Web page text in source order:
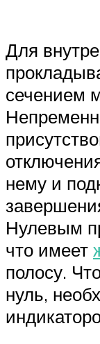
Для
сечением
нему и
Нулевым
что имеет
полосу.
нуль,